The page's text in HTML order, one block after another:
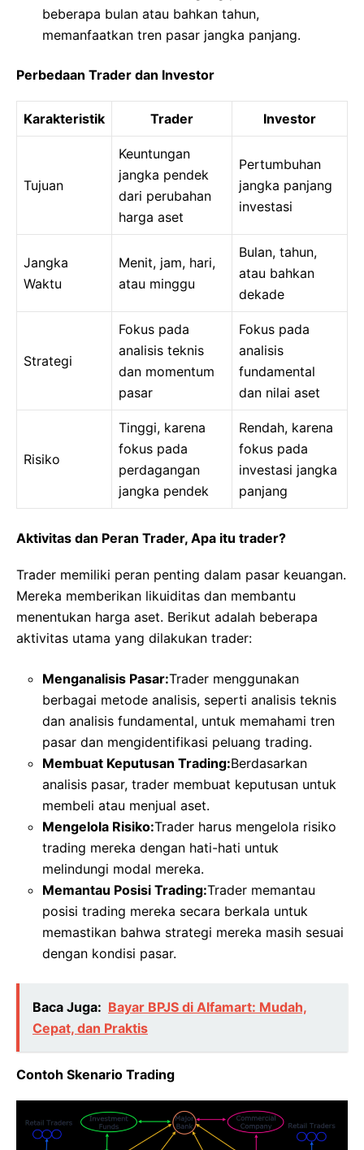
beberapa bulan atau bahkan tahun,
memanfaatkan tren pasar jangka panjang.
Perbedaan Trader dan Investor
Karakteristik Trader Investor
Tujuan
Keuntungan
jangka pendek
dari perubahan
harga aset
Pertumbuhan
jangka panjang
investasi
Jangka
Waktu
Menit, jam, hari,
atau minggu
Bulan, tahun,
atau bahkan
dekade
Strategi
Fokus pada
analisis teknis
dan momentum
pasar
Fokus pada
analisis
fundamental
dan nilai aset
Risiko
Tinggi, karena
fokus pada
perdagangan
jangka pendek
Rendah, karena
fokus pada
investasi jangka
panjang
Aktivitas dan Peran Trader, Apa itu trader?
Trader memiliki peran penting dalam pasar keuangan.
Mereka memberikan likuiditas dan membantu
menentukan harga aset. Berikut adalah beberapa
aktivitas utama yang dilakukan trader:
Menganalisis Pasar:Trader menggunakan
berbagai metode analisis, seperti analisis teknis
dan analisis fundamental, untuk memahami tren
pasar dan mengidentifikasi peluang trading.
Membuat Keputusan Trading:Berdasarkan
analisis pasar, trader membuat keputusan untuk
membeli atau menjual aset.
Mengelola Risiko:Trader harus mengelola risiko
trading mereka dengan hati-hati untuk
melindungi modal mereka.
Memantau Posisi Trading:Trader memantau
posisi trading mereka secara berkala untuk
memastikan bahwa strategi mereka masih sesuai
dengan kondisi pasar.
Baca Juga: Bayar BPJS di Alfamart: Mudah,
Cepat, dan Praktis
Contoh Skenario Trading